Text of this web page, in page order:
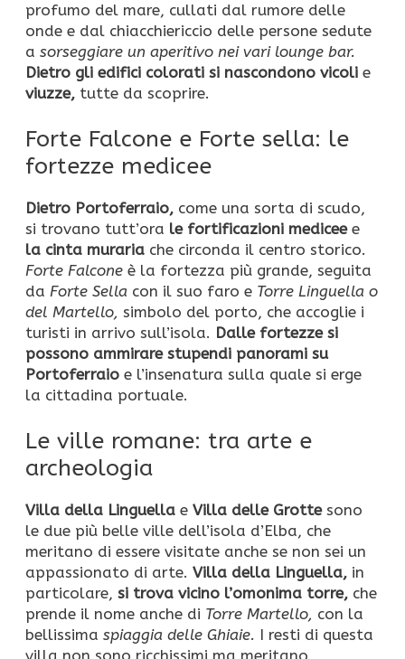
profumo del mare, cullati dal rumore delle
onde e dal chiacchiericcio delle persone sedute
a sorseggiare un aperitivo nei vari lounge bar.
Dietro gli edifici colorati si nascondono vicoli e
viuzze, tutte da scoprire.
Forte Falcone e Forte sella: le
fortezze medicee
Dietro Portoferraio, come una sorta di scudo,
si trovano tutt’ora le fortificazioni mediceee
la cinta muraria che circonda il centro storico.
Forte Falcone è la fortezza più grande, seguita
da Forte Sella con il suo faro e Torre Linguella o
del Martello, simbolo del porto, che accoglie i
turisti in arrivo sull’isola. Dalle fortezze si
possono ammirare stupendi panorami su
Portoferraio e l’insenatura sulla quale si erge
la cittadina portuale.
Le ville romane: tra arte e
archeologia
Villa della Linguella e Villa delle Grottesono
le due più belle ville dell’isola d’Elba, che
meritano di essere visitate anche se non sei un
appassionato di arte. Villa della Linguella, in
particolare, si trova vicino l’omonima torre, che
prende il nome anche di Torre Martello, con la
bellissima spiaggia delle Ghiaie. I resti di questa